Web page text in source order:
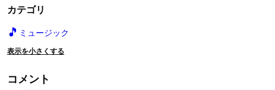
カテゴリ
🎵 ミュージック
表示を小さくする
コメント